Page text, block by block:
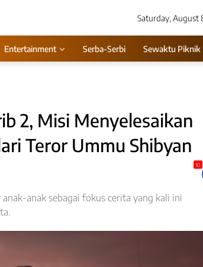
Saturday, August
Entertainment Serba-Serbi Sewaktu Piknik
2, Misi Menyelesaikan
Teror Ummu Shibyan
10
anak sebagai fokus cerita yang kali ini